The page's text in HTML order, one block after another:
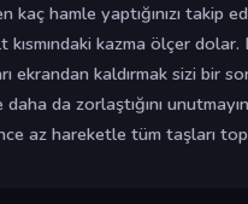
kaç hamle yaptığınızı takip
kısmındaki kazma ölçer
ekrandan kaldırmak sizi bir
da zorlaştığını
az hareketle tüm taşları